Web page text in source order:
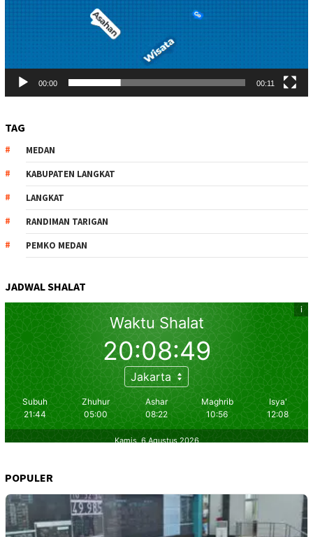
00:00 00:11
TAG
MEDAN
KABUPATEN LANGKAT
LANGKAT
RANDIMAN TARIGAN
PEMKO MEDAN
JADWAL SHALAT
POPULER